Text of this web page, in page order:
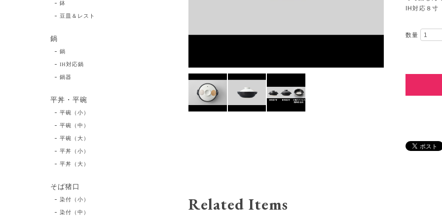
IH対応８
数量
Related Items
鉢
豆皿＆レスト
鍋
鍋
IH対応鍋
鍋器
平丼・平碗
平碗（小）
平碗（中）
平碗（大）
平丼（小）
平丼（大）
そば猪口
染付（小）
染付（中）